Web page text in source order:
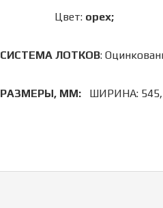
Цвет: орех;
СИСТЕМА ЛОТКОВ:
РАЗМЕРЫ, ММ: ШИРИНА: